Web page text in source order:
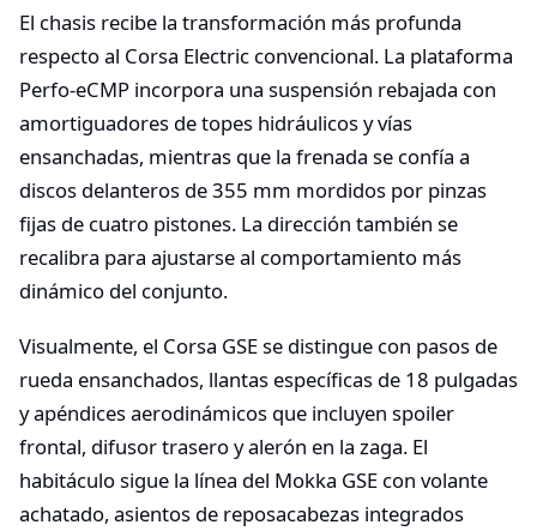
El chasis recibe la transformación más profunda
respecto al Corsa Electric convencional. La plataforma
Perfo-eCMP incorpora una suspensión rebajada con
amortiguadores de topes hidráulicos y vías
ensanchadas, mientras que la frenada se confía a
discos delanteros de 355 mm mordidos por pinzas
fijas de cuatro pistones. La dirección también se
recalibra para ajustarse al comportamiento más
dinámico del conjunto.
Visualmente, el Corsa GSE se distingue con pasos de
rueda ensanchados, llantas específicas de 18 pulgadas
y apéndices aerodinámicos que incluyen spoiler
frontal, difusor trasero y alerón en la zaga. El
habitáculo sigue la línea del Mokka GSE con volante
achatado, asientos de reposacabezas integrados